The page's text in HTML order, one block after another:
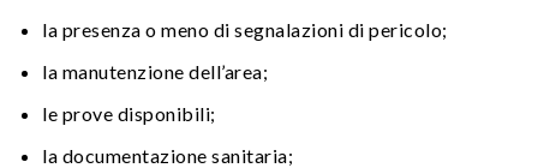
la presenza o meno di segnalazioni di pericolo;
la manutenzione dell’area;
le prove disponibili;
la documentazione sanitaria;